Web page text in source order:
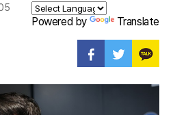
Powered by Translate